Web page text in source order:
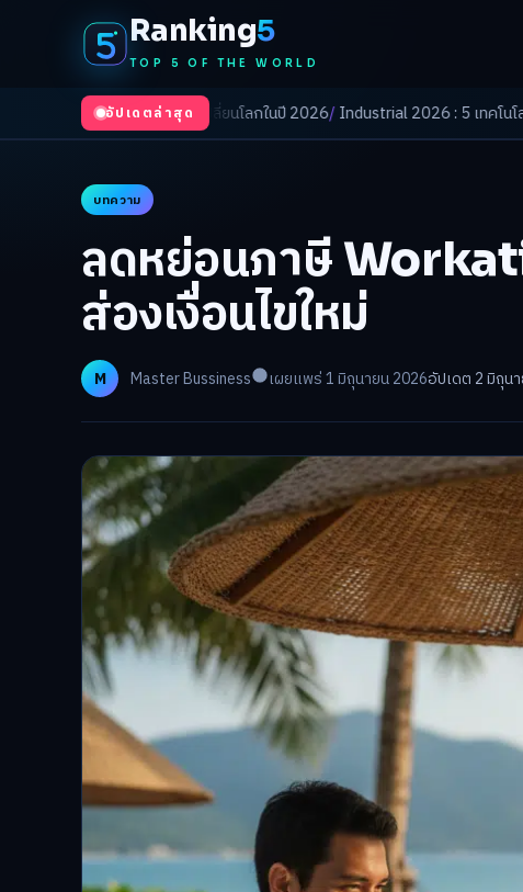
Ranking5
TOP 5 OF THE WORLD
อัปเดตล่าสุด
กำลังเปลี่ยนโลกในปี 2026/Industrial 2026 : 5 เทคโนโลยีอุตสาหกรรมที่ธุรกิจ
บทความ
ลดหย่อนภาษี
ส่องเงื่อนไขใหม่
M Master Bussiness เผยแพร่ 1 มิถุนายน 2026อัปเดต 2 มิถุน